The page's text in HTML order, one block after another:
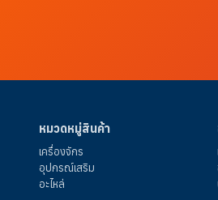
หมวดหมู่สินค้า
เครื่องจักร
อุปกรณ์เสริม
อะไหล่